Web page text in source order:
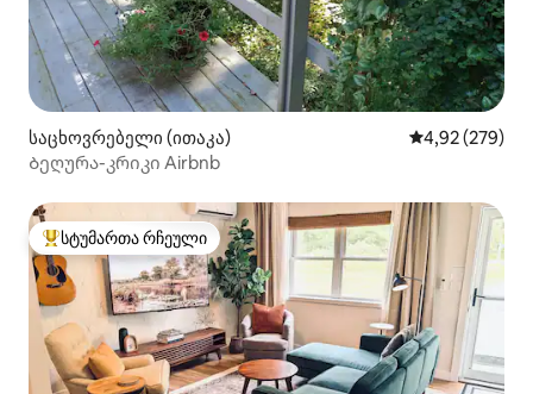
საცხოვრებელი (ითაკა) საშუალო
4,92 (279)
Ბეღურა-კრიკი Airbnb
სტუმართა რჩეული მოწინავე ვარიანტი
სტუმართა რჩეული